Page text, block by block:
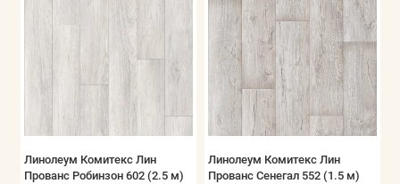
Линолеум Комитекс Лин
Прованс Робинзон 602 (2.5 м)
Линолеум Комитекс Лин
Прованс Сенегал 552 (1.5 м)